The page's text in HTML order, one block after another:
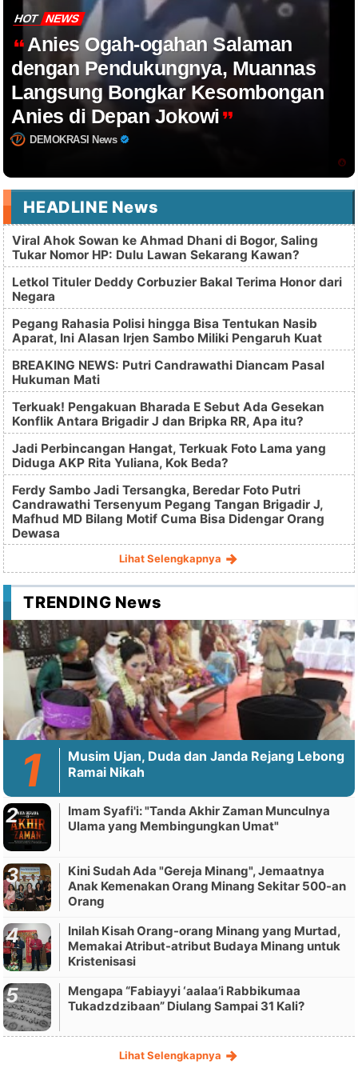
HOT NEWS
Anies Ogah-ogahan Salaman
dengan Pendukungnya, Muannas
Langsung Bongkar Kesombongan
Anies di Depan Jokowi
DEMOKRASI News
HEADLINE News
Viral Ahok Sowan ke Ahmad Dhani di Bogor, Saling
Tukar Nomor HP: Dulu Lawan Sekarang Kawan?
Letkol Tituler Deddy Corbuzier Bakal Terima Honor dari
Negara
Pegang Rahasia Polisi hingga Bisa Tentukan Nasib
Aparat, Ini Alasan Irjen Sambo Miliki Pengaruh Kuat
BREAKING NEWS: Putri Candrawathi Diancam Pasal
Hukuman Mati
Terkuak! Pengakuan Bharada E Sebut Ada Gesekan
Konflik Antara Brigadir J dan Bripka RR, Apa itu?
Jadi Perbincangan Hangat, Terkuak Foto Lama yang
Diduga AKP Rita Yuliana, Kok Beda?
Ferdy Sambo Jadi Tersangka, Beredar Foto Putri
Candrawathi Tersenyum Pegang Tangan Brigadir J,
Mafhud MD Bilang Motif Cuma Bisa Didengar Orang
Dewasa
Lihat Selengkapnya
TRENDING News
Musim Ujan, Duda dan Janda Rejang Lebong
Ramai Nikah
Imam Syafi'i: "Tanda Akhir Zaman Munculnya
Ulama yang Membingungkan Umat"
Kini Sudah Ada "Gereja Minang", Jemaatnya
Anak Kemenakan Orang Minang Sekitar 500-an
Orang
Inilah Kisah Orang-orang Minang yang Murtad,
Memakai Atribut-atribut Budaya Minang untuk
Kristenisasi
Mengapa “Fabiayyi ‘aalaa’i Rabbikumaa
Tukadzdzibaan” Diulang Sampai 31 Kali?
Lihat Selengkapnya